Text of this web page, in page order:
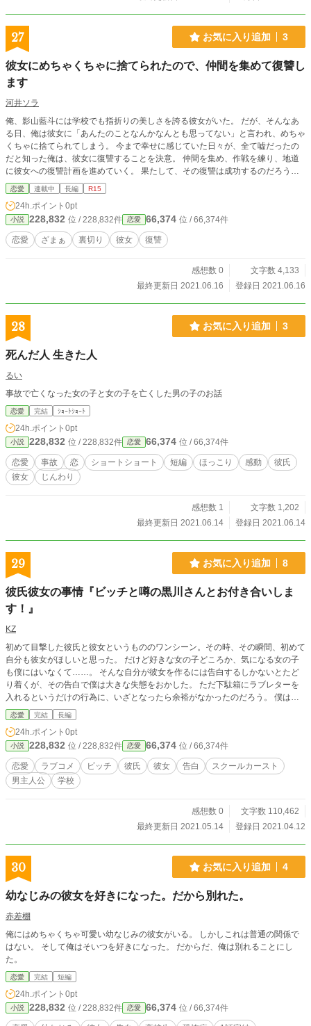
27 お気に入り追加 3
彼女にめちゃくちゃに捨てられたので、仲間を集めて復讐し
ます
河井ソラ
俺、影山藍斗には学校でも指折りの美しさを誇る彼女がいた。 だが、そんなあ
る日、俺は彼女に「あんたのことなんかなんとも思ってない」と言われ、めちゃ
くちゃに捨てられてしまう。 今まで幸せに感じていた日々が、全て嘘だったの
だと知った俺は、彼女に復讐することを決意。 仲間を集め、作戦を練り、地道
に彼女への復讐計画を進めていく。 果たして、その復讐は成功するのだろう
か。 この話は『小説家になろう』でも連載をしています。
恋愛 連載中 長編 R15
24h.ポイント 0pt
小説 228,832 位 / 228,832件 恋愛 66,374 位 / 66,374件
恋愛 ざまぁ 裏切り 彼女 復讐
感想数 0
文字数 4,133
最終更新日 2021.06.16
登録日 2021.06.16
28 お気に入り追加 3
死んだ人 生きた人
るい
事故で亡くなった女の子と女の子を亡くした男の子のお話
恋愛 完結 ｼｮｰﾄｼｮｰﾄ
24h.ポイント 0pt
小説 228,832 位 / 228,832件 恋愛 66,374 位 / 66,374件
恋愛 事故 恋 ショートショート 短編 ほっこり 感動
彼氏
彼女
じんわり
感想数 1
文字数 1,202
最終更新日 2021.06.14
登録日 2021.06.14
29 お気に入り追加 8
彼氏彼女の事情『ビッチと噂の黒川さんとお付き合いしま
す！』
KZ
初めて目撃した彼氏と彼女というもののワンシーン。その時、その瞬間、初めて
自分も彼女がほしいと思った。 だけど好きな女の子どころか、気になる女の子
も僕にはいなくて……。 そんな自分が彼女を作るには告白するしかないとたど
り着くが、その告白で僕は大きな失態をおかした。 ただ下駄箱にラブレターを
入れるというだけの行為に、いざとなったら余裕がなかったのだろう。 僕は隣
の席の女の子にラブレターを出したつもりが、ラブレターを女の子のではなくそ
の隣の下駄箱に入れてしまっていたのだ。 そしてその下駄箱は入学から三ヶ月
で三人と付き合い、いずれも一ヶ月で別れている女の子の下駄箱だったりし
た……。 告白されたら断らない、誰とでも付き合う、ビッチと周囲から呼ばれ
る女の子。 小柄だけど派手派手で、時折とてもしたたかな女の子。 僕は現在そ
んな女の子とお付き合いしています。
恋愛 完結 長編
24h.ポイント 0pt
小説 228,832 位 / 228,832件 恋愛 66,374 位 / 66,374件
恋愛 ラブコメ ビッチ 彼氏 彼女 告白
スクールカースト
男主人公
学校
感想数 0
文字数 110,462
最終更新日 2021.05.14
登録日 2021.04.12
30 お気に入り追加 4
幼なじみの彼女を好きになった。だから別れた。
赤差棚
俺にはめちゃくちゃ可愛い幼なじみの彼女がいる。 しかしこれは普通の関係で
はない。 そして俺はそいつを好きになった。 だからだ、俺は別れることにし
た。
恋愛 完結 短編
24h.ポイント 0pt
小説 228,832 位 / 228,832件 恋愛 66,374 位 / 66,374件